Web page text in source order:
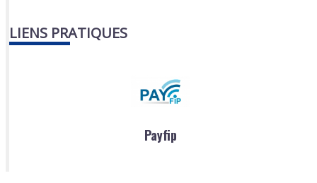
LIENS PRATIQUES
Payfip